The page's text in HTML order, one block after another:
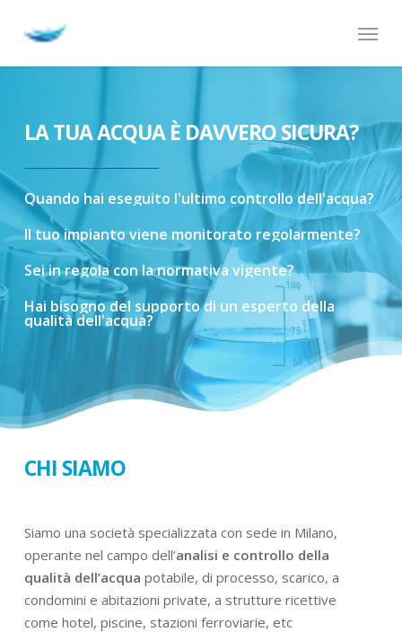
Menu
LA TUA ACQUA È DAVVERO SICURA?
Quando hai eseguito l'ultimo controllo dell'acqua?
Il tuoimpianto viene monitorato regolarmente?
Seiinregola con lanormativa vigente?
Hai bisognodel supportodi un esperto della
qualitàdell'acqua?
CHI SIAMO
Siamo una società specializzata con sede in Milano,
operante nel campo dell’analisi e controllo della
qualità dell’acqua potabile, di processo, scarico, a
condomini e abitazioni private, a strutture ricettive
come hotel, piscine, stazioni ferroviarie, etc